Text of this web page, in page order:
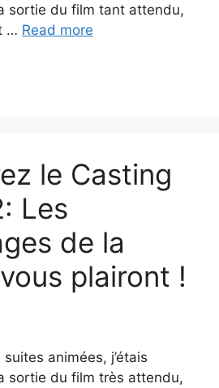
sortie du film tant attendu,
… Read more
le Casting
Les
de la
plairont !
animées, j’étais
sortie du film très attendu,